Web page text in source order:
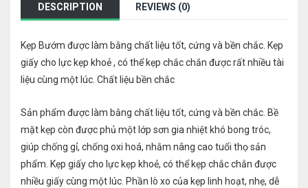
DESCRIPTION REVIEWS (0)
Kẹp Bướm được làm bằng chất liệu tốt, cứng và bền chắc. Kẹp
giấy cho lực kẹp khoẻ , có thể kẹp chắc chắn được rất nhiều tài
liệu cùng một lúc. Chất liệu bền chắc
Sản phẩm được làm bằng chất liệu tốt, cứng và bền chắc. Bề
mặt kẹp còn được phủ một lớp sơn gia nhiệt khó bong tróc,
giúp chống gỉ, chống oxi hoá, nhằm nâng cao tuổi thọ sản
phẩm. Kẹp giấy cho lực kẹp khoẻ, có thể kẹp chắc chắn được
nhiều giấy cùng một lúc. Phần lò xo của kẹp linh hoạt, nhẹ, dễ